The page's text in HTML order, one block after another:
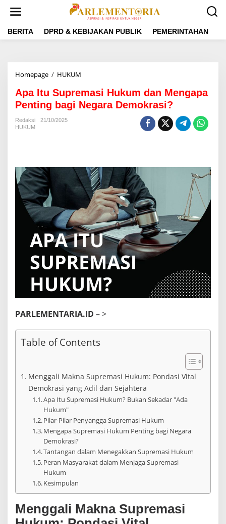
t
BERITA DPRD & KEBIJAKAN PUBLIK PEMERINTAHAN
Homepage / HUKUM
a
I
t
e
m
a
H
u
k
u
m
d
a
e
g
p
a
P
t
n
g
a
g
N
e
g
a
D
e
m
Apa Itu Supremasi Hukum dan Mengapa
Penting bagi Negara Demokrasi?
Redaksi
21/10/2025
HUKUM
PARLEMENTARIA.ID – >
Table of Contents
Menggali Makna Supremasi Hukum: Pondasi Vital
Demokrasi yang Adil dan Sejahtera
Apa Itu Supremasi Hukum? Bukan Sekadar "Ada
Hukum"
Pilar-Pilar Penyangga Supremasi Hukum
Mengapa Supremasi Hukum Penting bagi Negara
Demokrasi?
Tantangan dalam Menegakkan Supremasi Hukum
Peran Masyarakat dalam Menjaga Supremasi
Hukum
Kesimpulan
Menggali Makna Supremasi